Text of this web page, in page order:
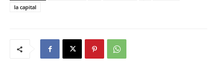
la capital